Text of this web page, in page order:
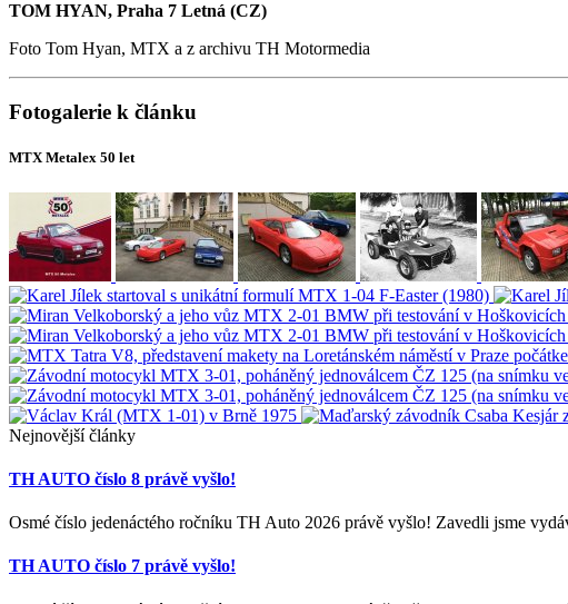
TOM HYAN, Praha 7 Letná (CZ)
Foto Tom Hyan, MTX a z archivu TH Motormedia
Fotogalerie k článku
MTX Metalex 50 let
Nejnovější články
TH AUTO číslo 8 právě vyšlo!
Osmé číslo jedenáctého ročníku TH Auto 2026 právě vyšlo! Zavedli jsme
TH AUTO číslo 7 právě vyšlo!